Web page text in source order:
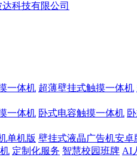
一体机 超薄壁挂式触摸一体机
一体机 卧式电容触摸一体机
单机版 壁挂式液晶广告机安卓
定制化服务 智慧校园班牌 AI